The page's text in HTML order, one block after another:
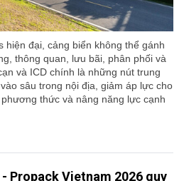
hiện đại, cảng biển không thể gánh
thông quan, lưu bãi, phân phối và
và ICD chính là những nút trung
sâu trong nội địa, giảm áp lực cho
thức và nâng năng lực cạnh
Propack Vietnam 2026 quy